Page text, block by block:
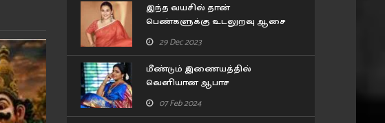
இந்த வயசில் தான்
பெண்களுக்கு உடலுறவு ஆசை
அதிகம் இருக்கும்.. கூச்சமின்றி
கூறிய வித்யா பாலன்..!
29 Dec 2023
மீண்டும் இணையத்தில்
வெளியான ஆபாச
புகைப்படங்கள்.. சீரியல் நடிகை
பிரவீனா செய்த சம்பவம்..!
07 Feb 2024